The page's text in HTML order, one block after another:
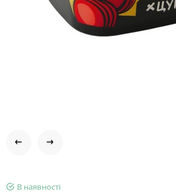
В наявності